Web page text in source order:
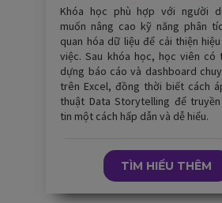
Khóa học phù hợp với người
muốn nâng cao kỹ năng phân
quan hóa dữ liệu để cải thiện
việc. Sau khóa học, học viên có
dựng báo cáo và dashboard
trên Excel, đồng thời biết cách
thuật Data Storytelling để
tin một cách hấp dẫn và dễ hiểu.
TÌM HIỂU THÊM